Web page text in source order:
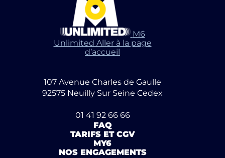
M6
Unlimited Aller à la page
d’accueil
107 Avenue Charles de Gaulle
92575 Neuilly Sur Seine Cedex
01 41 92 66 66
FAQ
TARIFS ET CGV
MY6
NOS ENGAGEMENTS